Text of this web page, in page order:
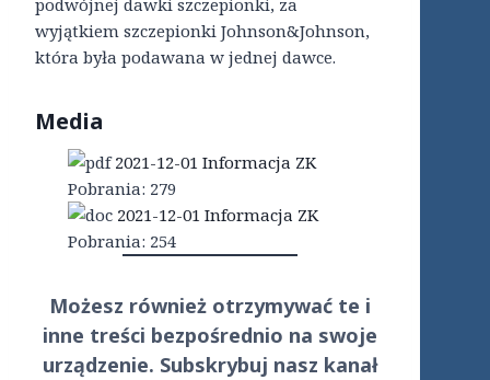
podwójnej dawki szczepionki, za
wyjątkiem szczepionki Johnson&Johnson,
która była podawana w jednej dawce.
Media
2021-12-01 Informacja ZK
Pobrania: 279
2021-12-01 Informacja ZK
Pobrania: 254
Możesz również otrzymywać te i
inne treści bezpośrednio na swoje
urządzenie. Subskrybuj nasz kanał